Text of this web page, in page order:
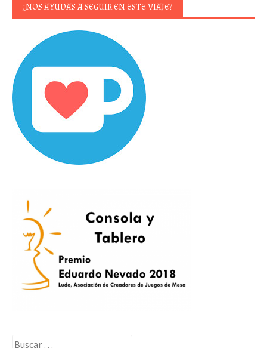
¿NOS AYUDAS A SEGUIR EN ESTE VIAJE?
Buscar: